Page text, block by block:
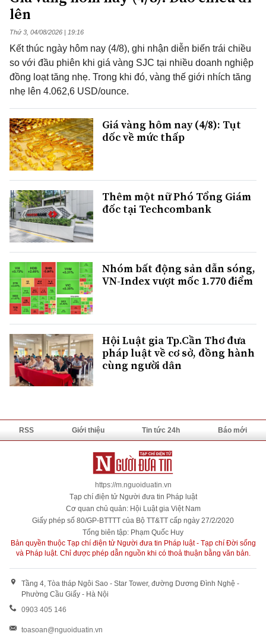
lên
Thứ 3, 04/08/2026 | 19:16
Kết thúc ngày hôm nay (4/8), ghi nhận diễn biến trái chiều
so với đầu phiên khi giá vàng SJC tại nhiều doanh nghiệp
đồng loạt tăng nhẹ. Trong khi đó, vàng thế giới nhích tăng
nhẹ lên 4.062,6 USD/ounce.
Giá vàng hôm nay (4/8): Tụt
dốc về mức thấp
Thêm một nữ Phó Tổng Giám
đốc tại Techcombank
Nhóm bất động sản dẫn sóng,
VN-Index vượt mốc 1.770 điểm
Hội Luật gia Tp.Cần Thơ đưa
pháp luật về cơ sở, đồng hành
cùng người dân
RSS Giới thiệu Tin tức 24h Báo mới
https://m.nguoiduatin.vn
Tạp chí điện tử Người đưa tin Pháp luật
Cơ quan chủ quản: Hội Luật gia Việt Nam
Giấy phép số 80/GP-BTTTT của Bộ TT&TT cấp ngày 27/2/2020
Tổng biên tập: Phạm Quốc Huy
Bản quyền thuộc Tạp chí điện tử Người đưa tin Pháp luật - Tạp chí Đời sống
và Pháp luật. Chỉ được phép dẫn nguồn khi có thoả thuận bằng văn bản.
Tầng 4, Tòa tháp Ngôi Sao - Star Tower, đường Dương Đình Nghệ -
Phường Cầu Giấy - Hà Nội
0903 405 146
toasoan@nguoiduatin.vn